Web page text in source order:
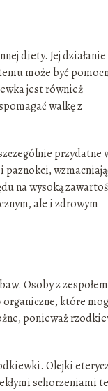
diety. Jej działanie
może być
jest również
walkę z
przydatne
paznokci,
na wysoką
ale i zdrowym
Osoby z zespołem
które
ponieważ
Olejki
schorzeniami